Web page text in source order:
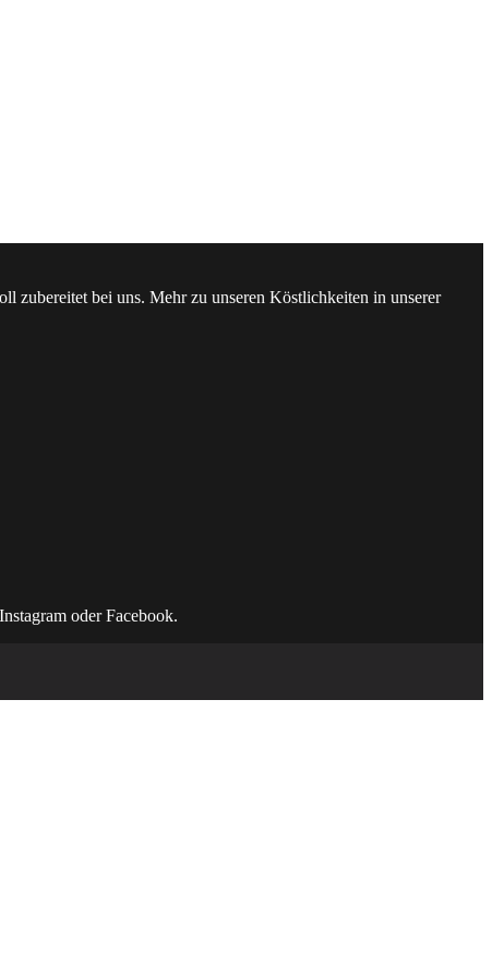
zubereitet bei uns. Mehr zu unseren Köstlichkeiten in unserer
oder Facebook.